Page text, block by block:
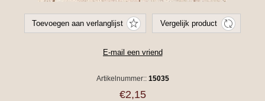
Artikelnummer:: 15035
€2,15